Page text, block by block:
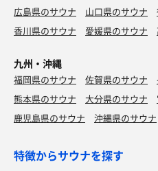
広島県のサウナ
山口県のサウナ
香川県のサウナ
愛媛県のサウナ
九州・沖縄
福岡県のサウナ 佐賀県のサウナ
熊本県のサウナ
大分県のサウナ
鹿児島県のサウナ
沖縄県のサウナ
特徴からサウナを探す